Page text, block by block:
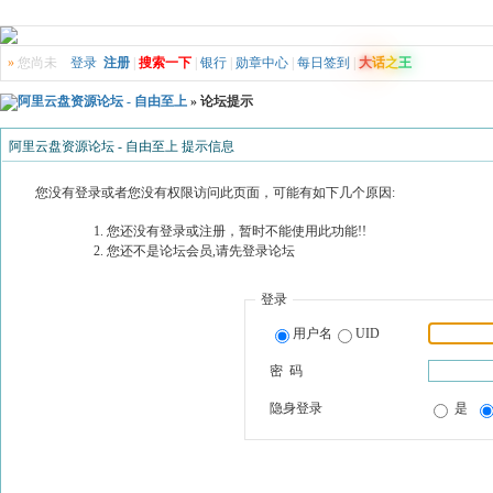
» 您尚未 登录 注册 搜索一下 银行 勋章中心 每日签到 大话之王
阿里云盘资源论坛 - 自由至上 » 论坛提示
阿里云盘资源论坛 - 自由至上 提示信息
您没有登录或者您没有权限访问此页面，可能有如下几个原因:
您还没有登录或注册，暂时不能使用此功能!!
您还不是论坛会员,请先登录论坛
登录
用户名 UID
密 码
隐身登录 是